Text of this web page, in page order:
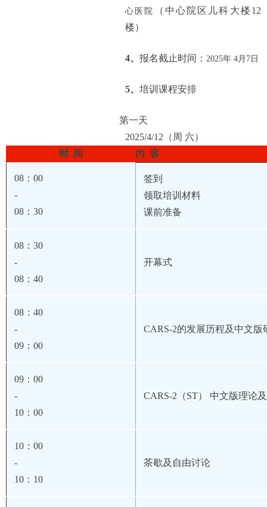
心医院
（中心院区儿科大楼12
楼）
4、 报名截止时间： 2025年 4月7日
5、 培训课程安排
第一天
2025/4/12（ 周 六）
时 间
内 容
08 ：00
-
08 ：30
签到
领取培训材料
课前准备
08 ：30
-
08 ：40
开幕式
08 ：40
-
09 ：00
CARS-2的发展历程及中文版
09 ：00
-
10 ：00
CARS-2 （ST） 中文版理论
10 ：00
-
10 ：10
茶歇及自由讨论